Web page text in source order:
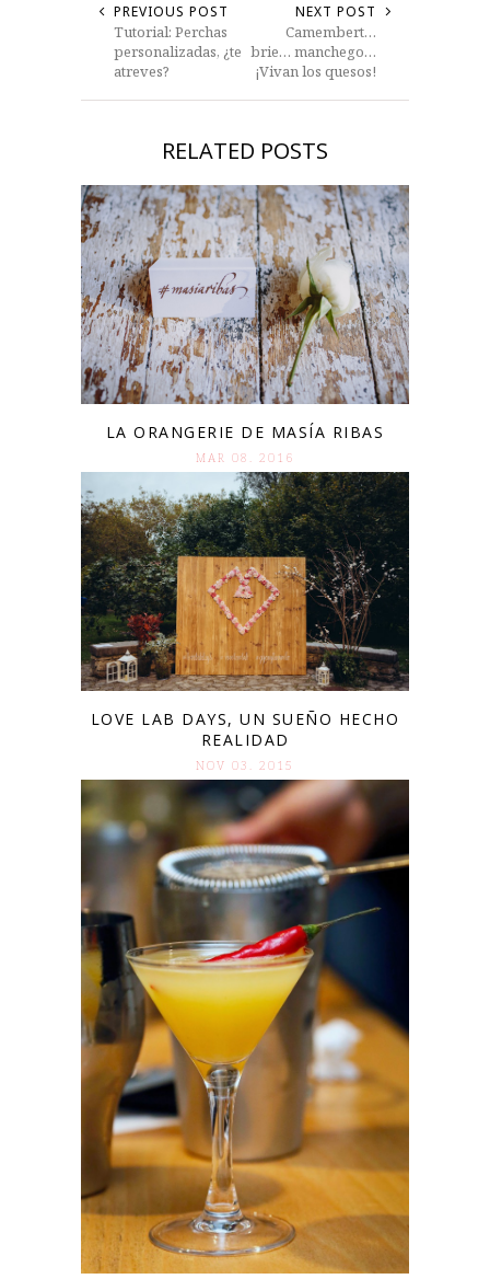
PREVIOUS POST
Tutorial: Perchas
personalizadas, ¿te
atreves?
NEXT POST
Camembert…
brie… manchego…
¡Vivan los quesos!
RELATED POSTS
LA ORANGERIE DE MASÍA RIBAS
MAR 08. 2016
LOVE LAB DAYS, UN SUEÑO HECHO
REALIDAD
NOV 03. 2015